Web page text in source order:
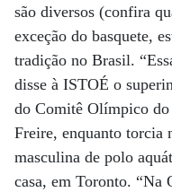
são diversos (confira
exceção do basquete,
tradição no Brasil.
disse à ISTOÉ o
do Comitê Olímpico
Freire, enquanto torcia
masculina de polo
casa, em Toronto. “Na